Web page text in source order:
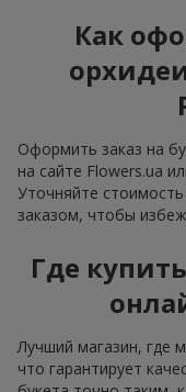
Как
Оформить заказ на
на сайте Flowers.ua
Уточняйте
заказом, чтобы
Где
Лучший магазин, где
что гарантирует